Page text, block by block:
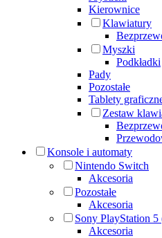
Kierownice
Klawiatury
Myszki
Podkładki
Pady
Pozostałe
Tablety
Zestaw
Konsole i automaty
Nintendo Switch
Akcesoria
Pozostałe
Akcesoria
Sony PlayStation 5
Akcesoria